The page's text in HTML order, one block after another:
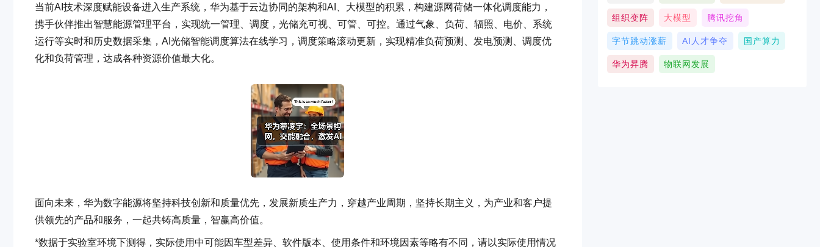
当前AI技术深度赋能设备进入生产系统，华为基于云边协同的架构和AI、大模型的积累，构建源网荷储一体化调度能力，
携手伙伴推出智慧能源管理平台，实现统一管理、调度，光储充可视、可管、可控。通过气象、负荷、辐照、电价、系统
运行等实时和历史数据采集，AI光储智能调度算法在线学习，调度策略滚动更新，实现精准负荷预测、发电预测、调度优
化和负荷管理，达成各种资源价值最大化。
面向未来，华为数字能源将坚持科技创新和质量优先，发展新质生产力，穿越产业周期，坚持长期主义，为产业和客户提
供领先的产品和服务，一起共铸高质量，智赢高价值。
*数据于实验室环境下测得，实际使用中可能因车型差异、软件版本、使用条件和环境因素等略有不同，请以实际使用情况
组织变阵 大模型 腾讯挖角
字节跳动涨薪 AI人才争夺 国产算力
华为昇腾 物联网发展